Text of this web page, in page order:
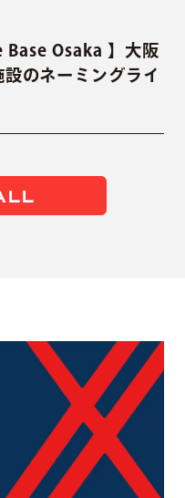
Base Osaka 】大阪
のネーミングライ